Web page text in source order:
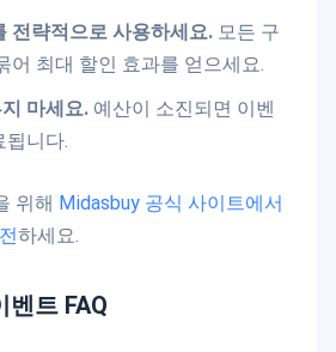
전략적으로 사용하세요.모든 구
어 최대 할인 효과를 얻으세요.
마세요.예산이 소진되면 이벤
됩니다.
위해 Midasbuy 공식 사이트에서
하세요.
벤트 FAQ